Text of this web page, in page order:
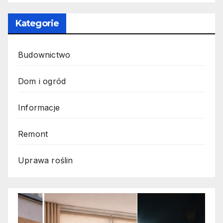
Kategorie
Budownictwo
Dom i ogród
Informacje
Remont
Uprawa roślin